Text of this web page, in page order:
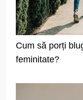
Cum să porți
feminitate?